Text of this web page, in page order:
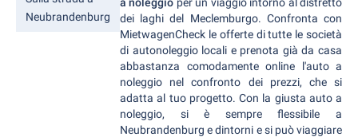
Neubrandenburg
dei laghi del Meclemburgo. Confronta con
MietwagenCheck le offerte di tutte le società
di autonoleggio locali e prenota già da casa
abbastanza comodamente online l'auto a
noleggio nel confronto dei prezzi, che si
adatta al tuo progetto. Con la giusta auto a
noleggio, si è sempre flessibile a
Neubrandenburg e dintorni e si può viaggiare